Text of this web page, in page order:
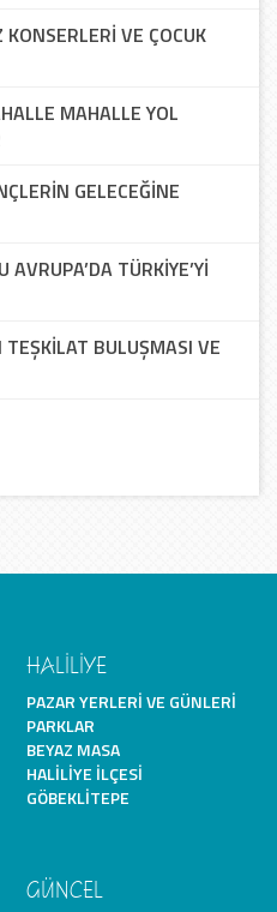
VE ÇOCUK
MAHALLE YOL
GELECEĞİNE
AVRUPA’DA TÜRKİYE’Yİ
BULUŞMASI VE
HALİLİYE
PAZAR YERLERI VE GÜNLERI
PARKLAR
BEYAZ MASA
HALILIYE İLÇESI
GÖBEKLITEPE
GÜNCEL